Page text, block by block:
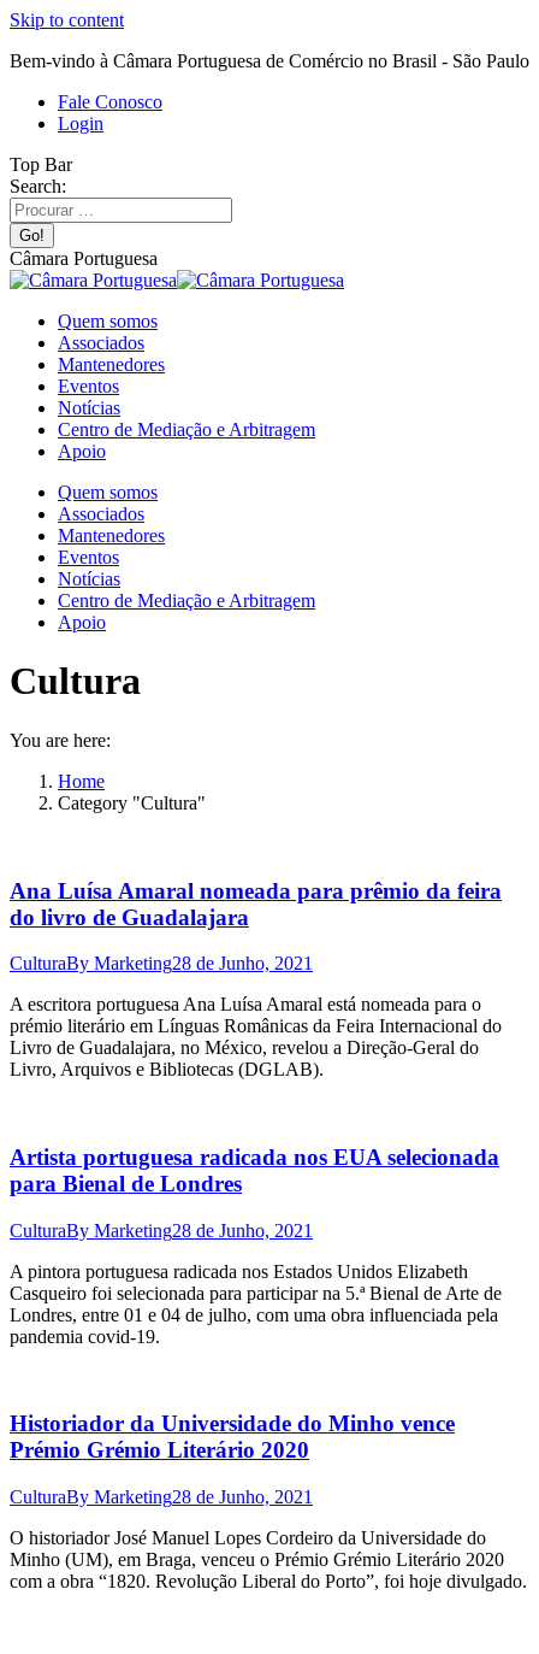
Skip to content
Bem-vindo à Câmara Portuguesa de Comércio no Brasil - São Paulo
Fale Conosco
Login
Top Bar
Search:
Câmara Portuguesa
Quem somos
Associados
Mantenedores
Eventos
Notícias
Centro de Mediação e Arbitragem
Apoio
Quem somos
Associados
Mantenedores
Eventos
Notícias
Centro de Mediação e Arbitragem
Apoio
Cultura
You are here:
Home
Category "Cultura"
Ana Luísa Amaral nomeada para prêmio da feira
do livro de Guadalajara
CulturaBy Marketing28 de Junho, 2021
A escritora portuguesa Ana Luísa Amaral está nomeada para o
prémio literário em Línguas Românicas da Feira Internacional do
Livro de Guadalajara, no México, revelou a Direção-Geral do
Livro, Arquivos e Bibliotecas (DGLAB).
Artista portuguesa radicada nos EUA selecionada
para Bienal de Londres
CulturaBy Marketing28 de Junho, 2021
A pintora portuguesa radicada nos Estados Unidos Elizabeth
Casqueiro foi selecionada para participar na 5.ª Bienal de Arte de
Londres, entre 01 e 04 de julho, com uma obra influenciada pela
pandemia covid-19.
Historiador da Universidade do Minho vence
Prémio Grémio Literário 2020
CulturaBy Marketing28 de Junho, 2021
O historiador José Manuel Lopes Cordeiro da Universidade do
Minho (UM), em Braga, venceu o Prémio Grémio Literário 2020
com a obra “1820. Revolução Liberal do Porto”, foi hoje divulgado.